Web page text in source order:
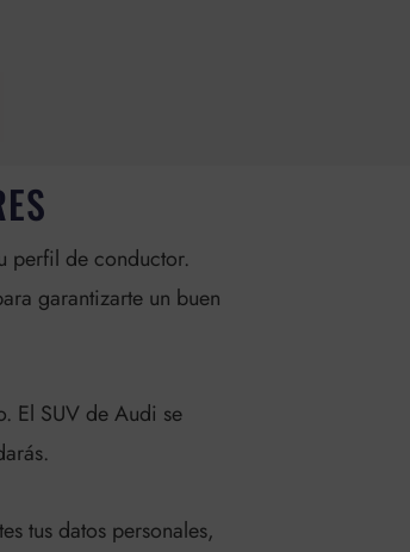
perfil de conductor.
garantizarte un buen
El SUV de Audi se
tus datos personales,